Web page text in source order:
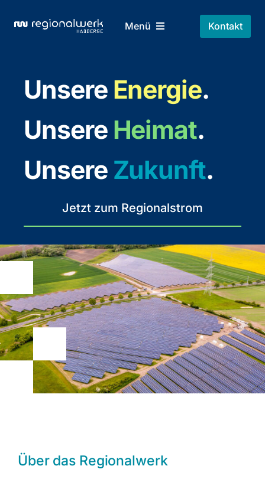
Menü
Kontakt
Kontakt
Unsere Energie.
Unsere Heimat.
Unsere Zukunft.
Jetzt zum Regionalstrom
Über das Regionalwerk